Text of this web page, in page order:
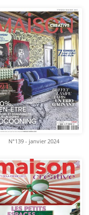
N°139 - janvier 2024